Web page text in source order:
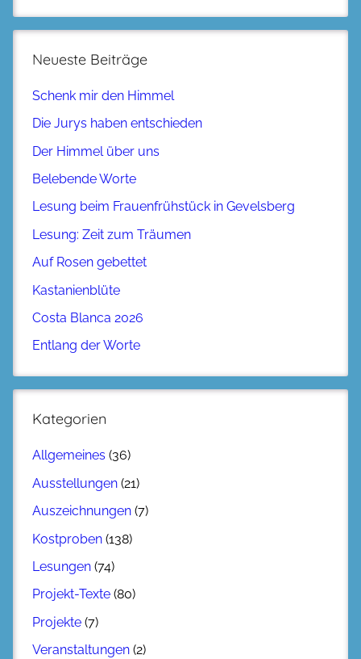
Neueste Beiträge
Schenk mir den Himmel
Die Jurys haben entschieden
Der Himmel über uns
Belebende Worte
Lesung beim Frauenfrühstück in Gevelsberg
Lesung: Zeit zum Träumen
Auf Rosen gebettet
Kastanienblüte
Costa Blanca 2026
Entlang der Worte
Kategorien
Allgemeines (36)
Ausstellungen (21)
Auszeichnungen (7)
Kostproben (138)
Lesungen (74)
Projekt-Texte (80)
Projekte (7)
Veranstaltungen (2)